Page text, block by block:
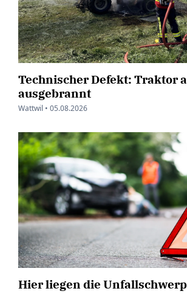
Technischer Defekt: Traktor
ausgebrannt
Wattwil • 05.08.2026
Hier liegen die